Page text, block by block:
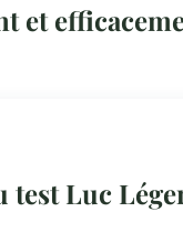
et
test Luc